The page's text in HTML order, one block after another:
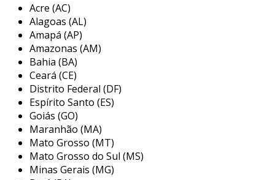
processo de fabricação, onde o material
plástico é moldado em uma superfície gofrada.
como resultado, esse filme apresenta
propriedades diferentes, como maior
resistência e flexibilidade.
características do filme gofrado
entre as características mais notáveis do filme
gofrado, destacam-se:
alta resiliência : a textura gofrada
confere resistência adicional, tornando-o
Acre (AC)
Alagoas (AL)
Amapá (AP)
Amazonas (AM)
Bahia (BA)
Ceará (CE)
Distrito Federal (DF)
Espírito Santo (ES)
Goiás (GO)
Maranhão (MA)
Mato Grosso (MT)
Mato Grosso do Sul (MS)
Minas Gerais (MG)